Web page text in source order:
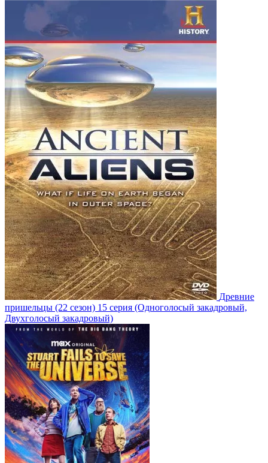
Древние
пришельцы (22 сезон) 15 серия (Одноголосый закадровый,
Двухголосый закадровый)